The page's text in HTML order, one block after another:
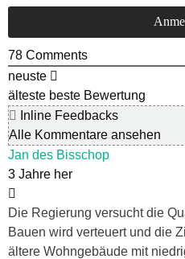
78 Comments
neuste
älteste beste Bewertung
Inline Feedbacks
Alle Kommentare ansehen
Jan des Bisschop
3 Jahre her
Die Regierung versucht die
Bauen wird verteuert und die
ältere Wohngebäude mit